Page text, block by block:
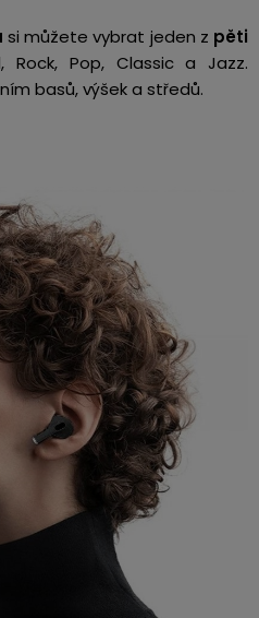
si můžete vybrat jeden z pěti
Rock, Pop, Classic a Jazz.
basů, výšek a středů.